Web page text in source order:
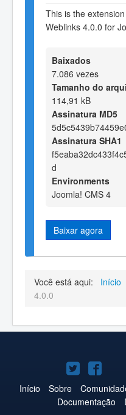
This is the
Weblinks 4.0.0 for
Baixados
7.086 vezes
Tamanho do
114,91 kB
Assinatura MD5
Assinatura SHA1
d
Environments
Joomla! CMS 4
Baixar agora
Você está aqui: Início
4.0.0
Joomla!
no
Twitter
no
Início Sobre
Documentação